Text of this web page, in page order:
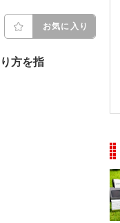
お気に入り
方を指